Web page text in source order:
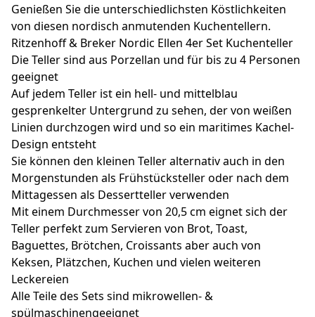
Genießen Sie die unterschiedlichsten Köstlichkeiten
von diesen nordisch anmutenden Kuchentellern.
Ritzenhoff & Breker Nordic Ellen 4er Set Kuchenteller
Die Teller sind aus Porzellan und für bis zu 4 Personen
geeignet
Auf jedem Teller ist ein hell- und mittelblau
gesprenkelter Untergrund zu sehen, der von weißen
Linien durchzogen wird und so ein maritimes Kachel-
Design entsteht
Sie können den kleinen Teller alternativ auch in den
Morgenstunden als Frühstücksteller oder nach dem
Mittagessen als Dessertteller verwenden
Mit einem Durchmesser von 20,5 cm eignet sich der
Teller perfekt zum Servieren von Brot, Toast,
Baguettes, Brötchen, Croissants aber auch von
Keksen, Plätzchen, Kuchen und vielen weiteren
Leckereien
Alle Teile des Sets sind mikrowellen- &
spülmaschinengeeignet